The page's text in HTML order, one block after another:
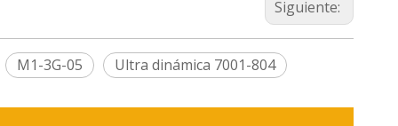
Siguiente:
M1-3G-05 Ultra dinámica 7001-804